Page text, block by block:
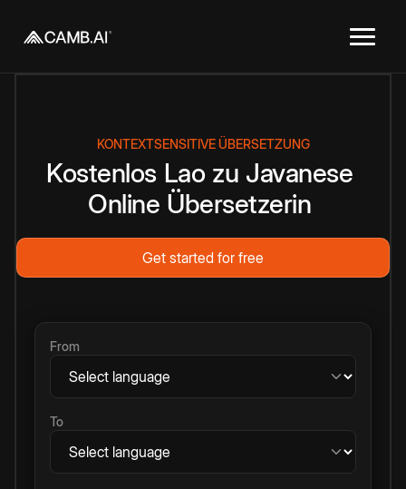
KONTEXTSENSITIVE ÜBERSETZUNG
Kostenlos Lao zu Javanese
Online Übersetzerin
Get started for free
From
To